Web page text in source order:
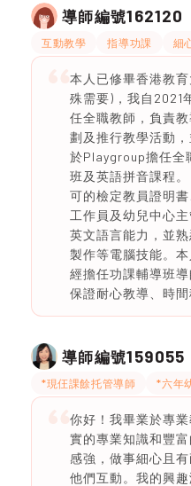
導師編號162120
互動教學 指導功課 細
本人已修畢香港教
殊需要)，我自2021
任全職教師，負責
劃及推行教學活動
於Playgroup擔任全
班及英語拼音課程
可的檢定教員證明
工作員及幼兒中心
英文語言能力，並
製作等電腦技能。
經擔任功課輔導班導
保證耐心教導、時間
導師編號159055
*現仼課餘托管導師 *六年
你好！我畢業於專
實的專業知識和豐
感強，做事細心且
他們互動。我的興